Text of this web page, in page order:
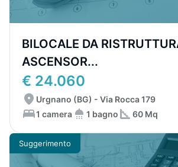
BILOCALE DA
ASCENSOR...
€ 24.060
Urgnano (BG) - Via Rocca 179
1 camera
1 bagno 60 Mq
Suggerimento